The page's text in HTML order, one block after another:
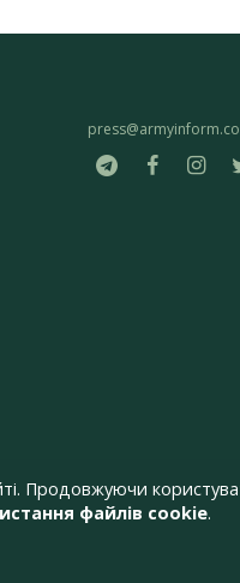
Продовжуючи
файлів cookie.